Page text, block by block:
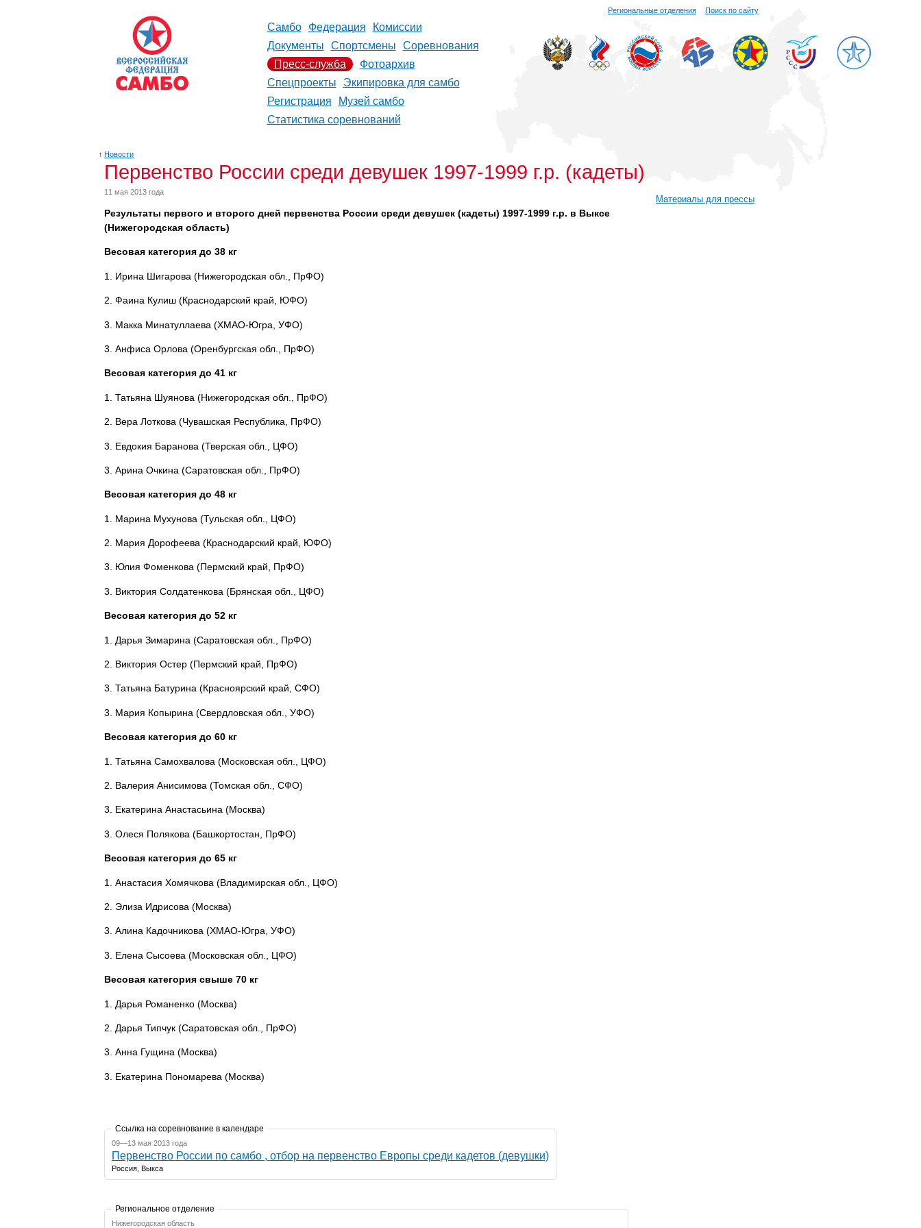
Региональные отделения Поиск по сайту
Самбо Федерация
Комиссии
Документы
Спортсмены
Соревнования
Пресс-служба
Фотоархив
Спецпроекты
Экипировка для самбо
Регистрация
Музей самбо
Статистика соревнований
↑ Новости
Первенство России среди девушек 1997-1999 г.р. (кадеты)
11 мая 2013 года
Результаты первого и второго дней первенства России среди девушек (кадеты) 1997-1999 г.р. в Выксе
(Нижегородская область)
Весовая категория до 38 кг
1. Ирина Шигарова (Нижегородская обл., ПрФО)
2. Фаина Кулиш (Краснодарский край, ЮФО)
3. Макка Минатуллаева (ХМАО-Югра, УФО)
3. Анфиса Орлова (Оренбургская обл., ПрФО)
Весовая категория до 41 кг
1. Татьяна Шуянова (Нижегородская обл., ПрФО)
2. Вера Лоткова (Чувашская Республика, ПрФО)
3. Евдокия Баранова (Тверская обл., ЦФО)
3. Арина Очкина (Саратовская обл., ПрФО)
Весовая категория до 48 кг
1. Марина Мухунова (Тульская обл., ЦФО)
2. Мария Дорофеева (Краснодарский край, ЮФО)
3. Юлия Фоменкова (Пермский край, ПрФО)
3. Виктория Солдатенкова (Брянская обл., ЦФО)
Весовая категория до 52 кг
1. Дарья Зимарина (Саратовская обл., ПрФО)
2. Виктория Остер (Пермский край, ПрФО)
3. Татьяна Батурина (Красноярский край, СФО)
3. Мария Копырина (Свердловская обл., УФО)
Весовая категория до 60 кг
1. Татьяна Самохвалова (Московская обл., ЦФО)
2. Валерия Анисимова (Томская обл., СФО)
3. Екатерина Анастасьина (Москва)
3. Олеся Полякова (Башкортостан, ПрФО)
Весовая категория до 65 кг
1. Анастасия Хомячкова (Владимирская обл., ЦФО)
2. Элиза Идрисова (Москва)
3. Алина Кадочникова (ХМАО-Югра, УФО)
3. Елена Сысоева (Московская обл., ЦФО)
Весовая категория свыше 70 кг
1. Дарья Романенко (Москва)
2. Дарья Типчук (Саратовская обл., ПрФО)
3. Анна Гущина (Москва)
3. Екатерина Пономарева (Москва)
Ссылка на соревнование в календаре
09—13 мая 2013 года
Первенство России по самбо , отбор на первенство Европы среди кадетов (девушки)
Россия, Выкса
Региональное отделение
Нижегородская область
Материалы для прессы